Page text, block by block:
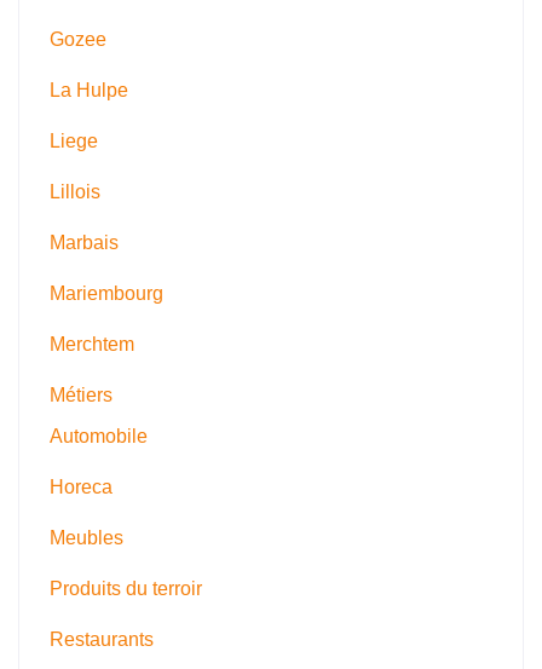
Gozee
La Hulpe
Liege
Lillois
Marbais
Mariembourg
Merchtem
Métiers
Automobile
Horeca
Meubles
Produits du terroir
Restaurants